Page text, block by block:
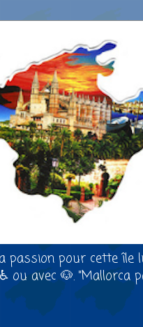
pour cette île
ou avec 🐶. "Mallorca